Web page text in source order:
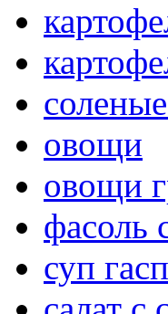
овощи
овощи
фасоль
суп